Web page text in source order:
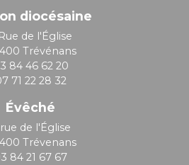
diocésaine
de l'Église
Trévénans
84 46 62 20
71 22 28 32
Évêché
de l'Église
Trévenans
84 21 67 67